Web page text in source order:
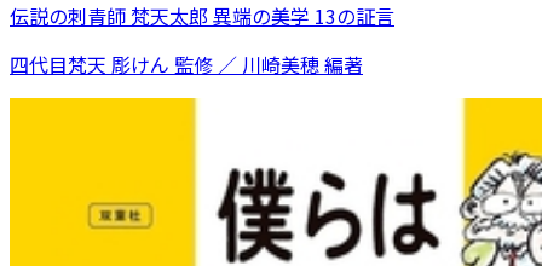
伝説の刺青師 梵天太郎 異端の美学 13の証言
四代目梵天 彫けん 監修 ／ 川崎美穂 編著